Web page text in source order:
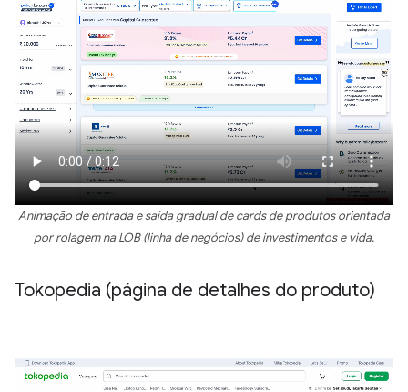
Animação de entrada e saída gradual de cards de produtos orientada
por rolagem na LOB (linha de negócios) de investimentos e vida.
Tokopedia (página de detalhes do produto)